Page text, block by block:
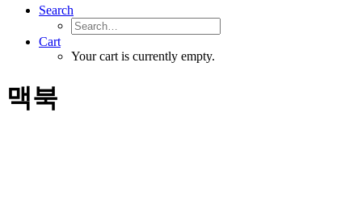
Search
Cart
Your cart is currently empty.
맥북